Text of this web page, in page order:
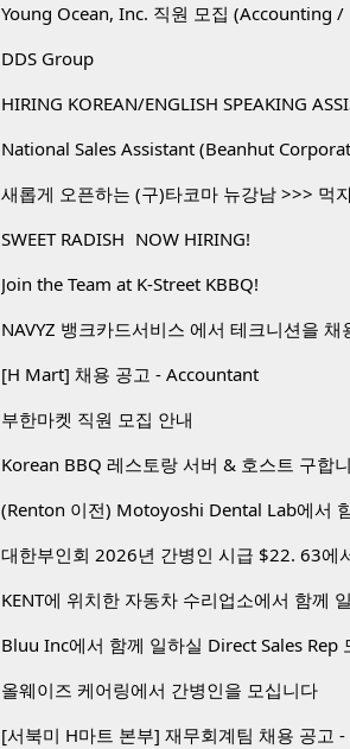
Young Ocean, Inc. 직원 모집 (Accounting
DDS Group
HIRING KOREAN/ENGLISH SPEAKING
National Sales Assistant (Beanhut
새롭게 오픈하는 (구)타코마 뉴강남 >>> 먹
SWEET RADISH NOW HIRING!
Join the Team at K-Street KBBQ!
NAVYZ 뱅크카드서비스 에서 테크니션을 채
[H Mart] 채용 공고 - Accountant
부한마켓 직원 모집 안내
(Renton 이전) Motoyoshi Dental Lab에서
대한부인회 2026년 간병인 시급 $22. 63에
KENT에 위치한 자동차 수리업소에서 함께
Bluu Inc에서 함께 일하실 Direct Sales Rep
올웨이즈 케어링에서 간병인을 모십니다
[서북미 H마트 본부] 재무회계팀 채용 공고